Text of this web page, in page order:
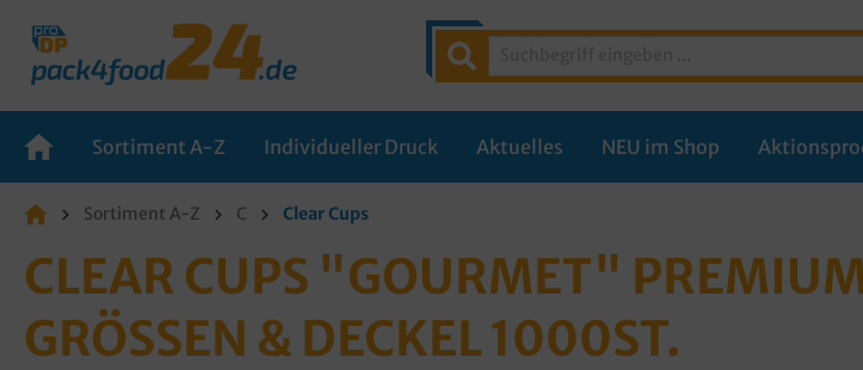
Sortiment A-Z Individueller Druck Aktuelles NEU im Shop
Sortiment A-Z C Clear Cups
CLEAR CUPS "GOURMET"
GRÖSSEN & DECKEL 1000ST.